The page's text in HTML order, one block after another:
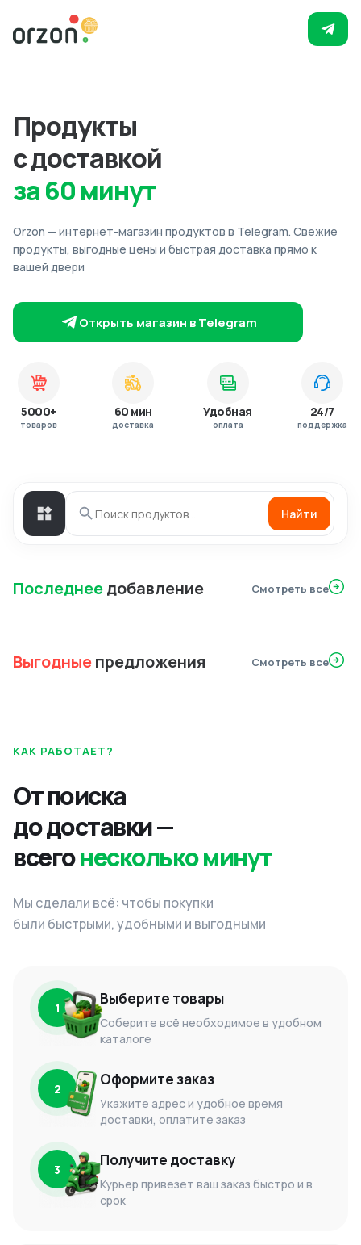
Продукты
с доставкой
за 60 минут
Orzon — интернет-магазин продуктов в Telegram. Свежие
продукты, выгодные цены и быстрая доставка прямо к
вашей двери
Открыть магазин в Telegram
5000+
товаров
60 мин
доставка
Удобная
оплата
24/7
поддержка
Найти
Последнеедобавление Смотреть все
Выгодныепредложения Смотреть все
КАК РАБОТАЕТ?
От поиска
до доставки —
всегонесколько минут
Мы сделали всё: чтобы покупки
были быстрыми, удобными и выгодными
1 Выберите товары
Соберите всё необходимое в удобном
каталоге
2 Оформите заказ
Укажите адрес и удобное время
доставки, оплатите заказ
3 Получите доставку
Курьер привезет ваш заказ быстро и в
срок